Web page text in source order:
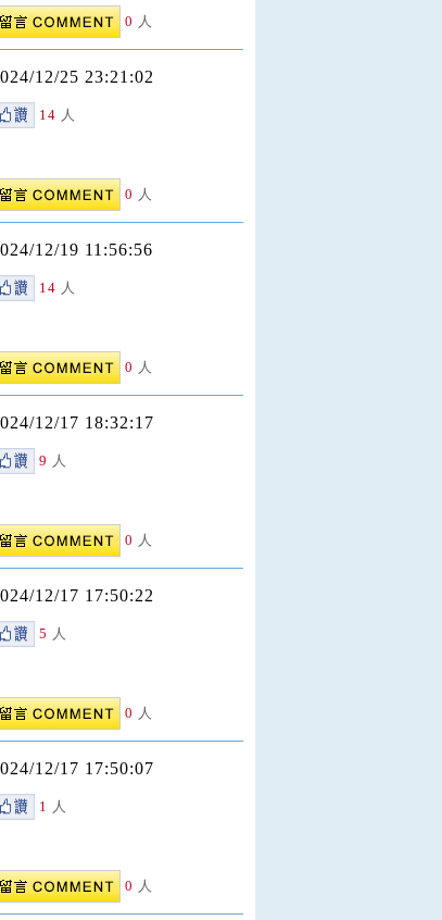
0 人
12/25 23:21:02
14 人
0 人
12/19 11:56:56
14 人
0 人
12/17 18:32:17
9 人
0 人
12/17 17:50:22
5 人
0 人
12/17 17:50:07
1 人
0 人